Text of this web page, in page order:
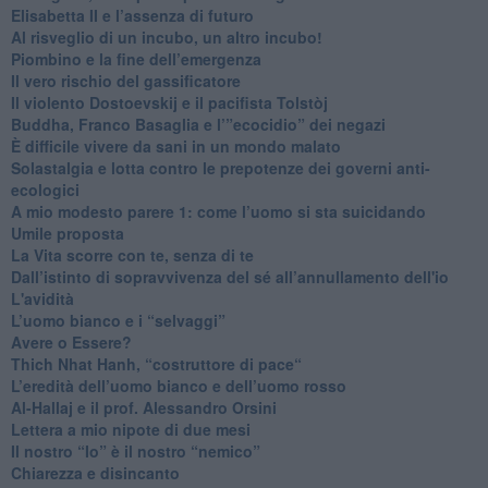
​Elisabetta II e l’assenza di futuro
Al risveglio di un incubo, un altro incubo!
​Piombino e la fine dell’emergenza
​Il vero rischio del gassificatore
​Il violento Dostoevskij e il pacifista Tolstòj
​Buddha, Franco Basaglia e l’”ecocidio” dei negazi
​È difficile vivere da sani in un mondo malato
Solastalgia e lotta contro le prepotenze dei governi anti-
ecologici
​A mio modesto parere 1: come l’uomo si sta suicidando
​Umile proposta
​La Vita scorre con te, senza di te
​Dall’istinto di sopravvivenza del sé all’annullamento dell'io
L'avidità
​L’uomo bianco e i “selvaggi”
​Avere o Essere?
​Thich Nhat Hanh, “costruttore di pace“
​L’eredità dell’uomo bianco e dell’uomo rosso
Al-Hallaj e il prof. Alessandro Orsini
​Lettera a mio nipote di due mesi
​Il nostro “Io” è il nostro “nemico”
​Chiarezza e disincanto